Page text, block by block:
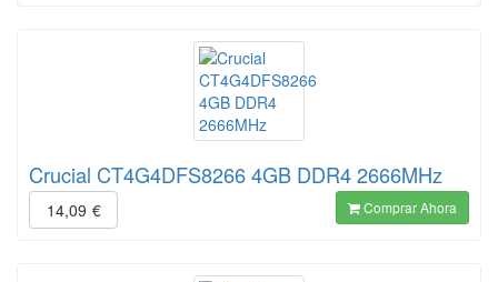
Crucial CT4G4DFS8266 4GB DDR4 2666MHz
14,09 € Comprar Ahora